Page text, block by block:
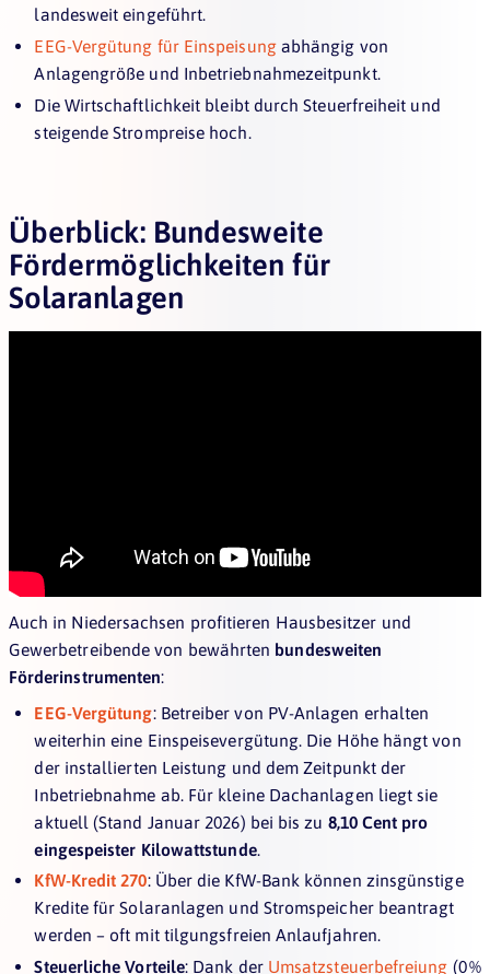
landesweit eingeführt.
EEG-Vergütung für Einspeisung abhängig von
Anlagengröße und Inbetriebnahmezeitpunkt.
Die Wirtschaftlichkeit bleibt durch Steuerfreiheit und
steigende Strompreise hoch.
Überblick: Bundesweite
Fördermöglichkeiten für
Solaranlagen
Auch in Niedersachsen profitieren Hausbesitzer und
Gewerbetreibende von bewährten bundesweiten
Förderinstrumenten:
EEG-Vergütung: Betreiber von PV-Anlagen erhalten
weiterhin eine Einspeisevergütung. Die Höhe hängt von
der installierten Leistung und dem Zeitpunkt der
Inbetriebnahme ab. Für kleine Dachanlagen liegt sie
aktuell (Stand Januar 2026) bei bis zu 8,10 Cent pro
eingespeister Kilowattstunde.
KfW-Kredit 270: Über die KfW-Bank können zinsgünstige
Kredite für Solaranlagen und Stromspeicher beantragt
werden – oft mit tilgungsfreien Anlaufjahren.
Steuerliche Vorteile: Dank der Umsatzsteuerbefreiung (0 %